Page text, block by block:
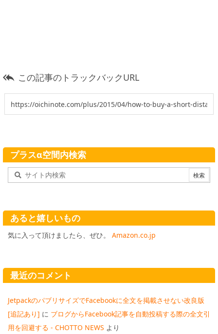
 この記事のトラックバックURL
プラスα空間内検索
あると嬉しいもの
気に入って頂けましたら、ぜひ。 Amazon.co.jp
最近のコメント
JetpackのパブリサイズでFacebookに全文を掲載させない改良版
[追記あり] に ブログからFacebook記事を自動投稿する際の全文引
用を回避する - CHOTTO NEWS より